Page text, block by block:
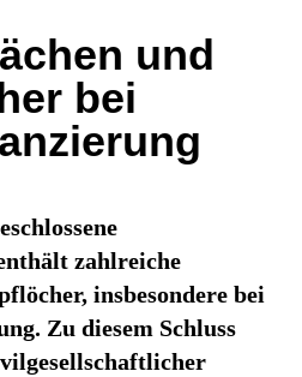
und
bei
zahlreiche
insbesondere bei
Zu diesem Schluss